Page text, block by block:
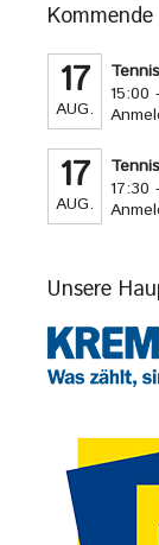
17
AUG.
15:00
17
AUG.
17:30
Unsere